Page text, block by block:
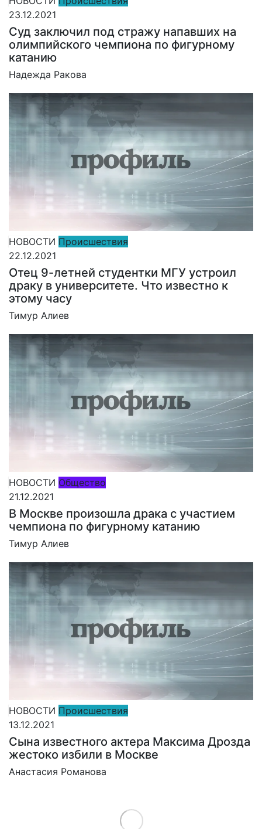
23.12.2021
Суд заключил под стражу напавших на
олимпийского чемпиона по фигурному
катанию
Надежда Ракова
НОВОСТИ Происшествия
22.12.2021
Отец 9-летней студентки МГУ устроил
драку в университете. Что известно к
этому часу
Тимур Алиев
НОВОСТИ Общество
21.12.2021
В Москве произошла драка с участием
чемпиона по фигурному катанию
Тимур Алиев
НОВОСТИ Происшествия
13.12.2021
Сына известного актера Максима Дрозда
жестоко избили в Москве
Анастасия Романова
Load More